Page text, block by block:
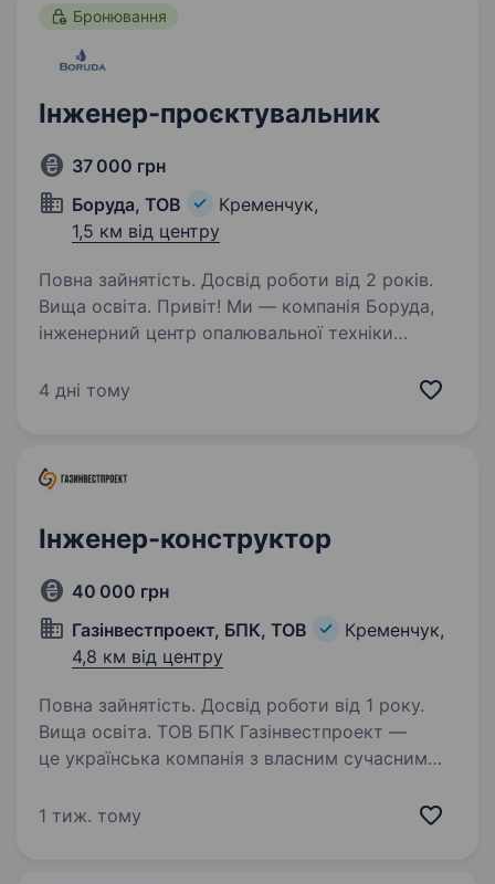
Бронювання
Інженер-проєктувальник
37 000 грн
Боруда, ТОВ
Кременчук,
1,5 км від центру
Повна зайнятість. Досвід роботи від 2 років.
Вища освіта. Привіт! Ми — компанія Боруда,
інженерний центр опалювальної техніки
проєктуванням і реалізацією складних
4 дні тому
Інженер-конструктор
40 000 грн
Газінвестпроект, БПК, ТОВ
Кременчук,
4,8 км від центру
Повна зайнятість. Досвід роботи від 1 року.
Вища освіта. ТОВ БПК Газінвестпроект —
це українська компанія з власним сучасним
Наша гордість і запорука успіху — це команда
1 тиж. тому